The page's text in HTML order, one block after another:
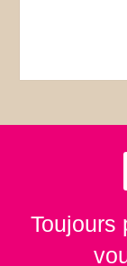
Toujours